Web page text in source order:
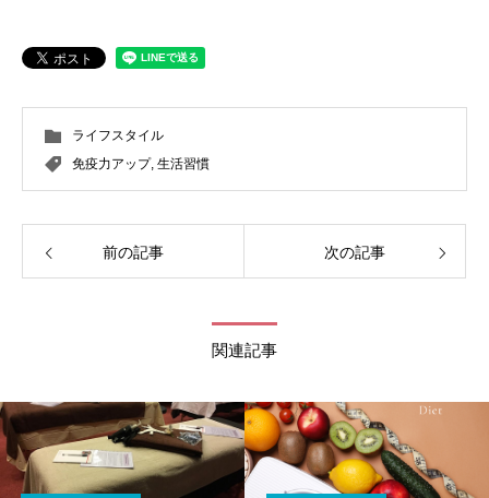
ライフスタイル
免疫力アップ, 生活習慣
前の記事 次の記事
関連記事